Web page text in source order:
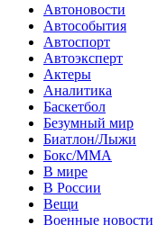
Автоновости
Автособытия
Автоспорт
Автоэксперт
Актеры
Аналитика
Баскетбол
Безумный мир
Биатлон/Лыжи
Бокс/MMA
В мире
В России
Вещи
Военные новости